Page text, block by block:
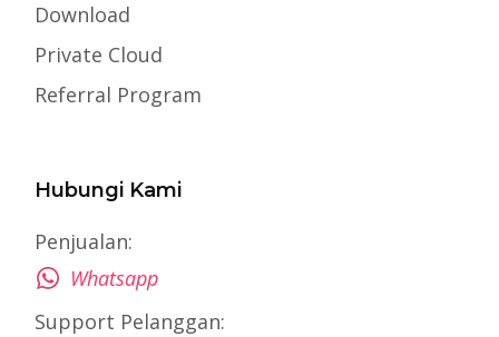
Download
Private Cloud
Referral Program
Hubungi Kami
Penjualan:
Whatsapp
Support Pelanggan: